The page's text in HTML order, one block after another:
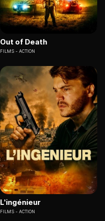
Out of Death
FILMS ACTION
L'ingénieur
FILMS ACTION